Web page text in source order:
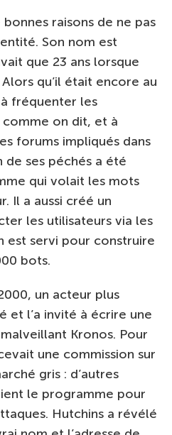
raisons de ne pas
Son nom est
que 23 ans lorsque
qu’il était encore au
fréquenter les
comme on dit, et à
forums impliqués dans
ses péchés a été
qui volait les mots
Il a aussi créé un
les utilisateurs via les
est servi pour construire
bots.
un acteur plus
et l’a invité à écrire une
Kronos. Pour
une commission sur
gris : d’autres
le programme pour
Hutchins a révélé